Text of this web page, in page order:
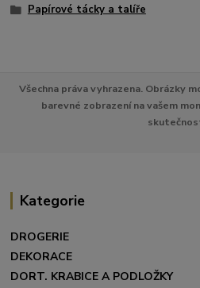
Papírové tácky a talíře
Všechna práva vyhrazena. Obrázky
barevné zobrazení na vašem
Kategorie
DROGERIE
DEKORACE
DORT. KRABICE A PODLOŽKY